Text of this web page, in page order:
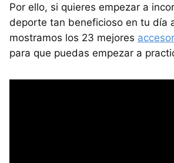
Por ello, si quieres empezar a
deporte tan beneficioso en tu día
mostramos los 23 mejores
para que puedas empezar a